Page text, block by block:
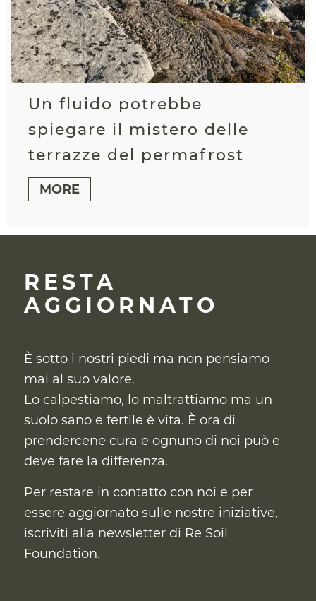
Un fluido potrebbe
spiegare il mistero delle
terrazze del permafrost
MORE
RESTA
AGGIORNATO
È sotto i nostri piedi ma non pensiamo
mai al suo valore.
Lo calpestiamo, lo maltrattiamo ma un
suolo sano e fertile è vita. È ora di
prendercene cura e ognuno di noi può e
deve fare la differenza.
Per restare in contatto con noi e per
essere aggiornato sulle nostre iniziative,
iscriviti alla newsletter di Re Soil
Foundation.